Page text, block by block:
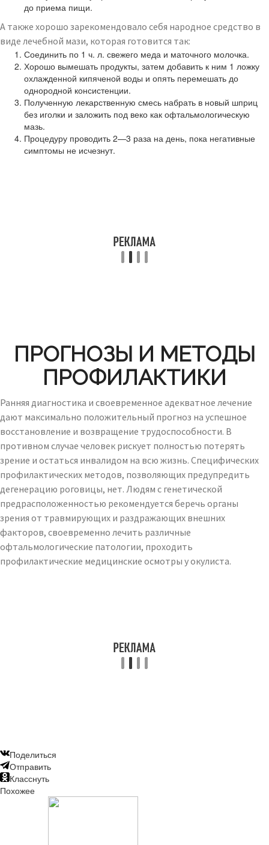
до приема пищи.
А также хорошо зарекомендовало себя народное средство в
виде лечебной мази, которая готовится так:
Соединить по 1 ч. л. свежего меда и маточного молочка.
Хорошо вымешать продукты, затем добавить к ним 1 ложку
охлажденной кипяченой воды и опять перемешать до
однородной консистенции.
Полученную лекарственную смесь набрать в новый шприц
без иголки и заложить под веко как офтальмологическую
мазь.
Процедуру проводить 2—3 раза на день, пока негативные
симптомы не исчезнут.
ПРОГНОЗЫ И МЕТОДЫ
ПРОФИЛАКТИКИ
Ранняя диагностика и своевременное адекватное лечение
дают максимально положительный прогноз на успешное
восстановление и возвращение трудоспособности. В
противном случае человек рискует полностью потерять
зрение и остаться инвалидом на всю жизнь. Специфических
профилактических методов, позволяющих предупредить
дегенерацию роговицы, нет. Людям с генетической
предрасположенностью рекомендуется беречь органы
зрения от травмирующих и раздражающих внешних
факторов, своевременно лечить различные
офтальмологические патологии, проходить
профилактические медицинские осмотры у окулиста.
Поделиться
Отправить
Класснуть
Похожее